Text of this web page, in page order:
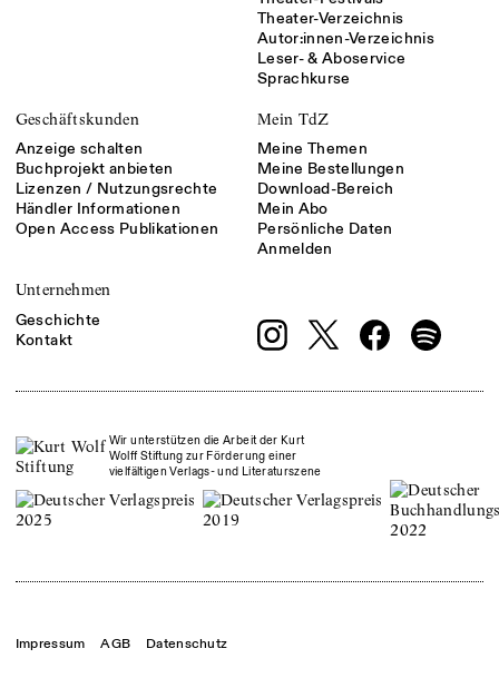
Theater-Verzeichnis
Autor:innen-Verzeichnis
Leser- & Aboservice
Sprachkurse
Geschäftskunden
Anzeige schalten
Buchprojekt anbieten
Lizenzen / Nutzungsrechte
Händler Informationen
Open Access Publikationen
Mein TdZ
Meine Themen
Meine Bestellungen
Download-Bereich
Mein Abo
Persönliche Daten
Anmelden
Unternehmen
Geschichte
Kontakt
Wir unterstützen die Arbeit der Kurt
Wolff Stiftung zur Förderung einer
vielfältigen Verlags- und Literaturszene
Impressum AGB Datenschutz